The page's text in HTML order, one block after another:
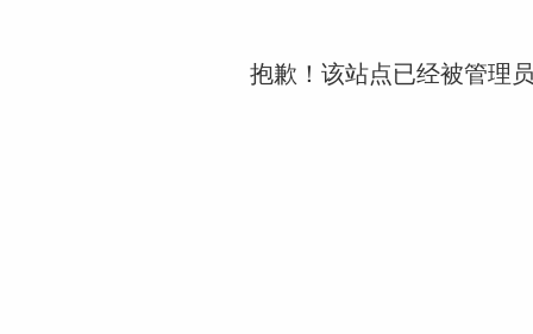
抱歉！该站点已经被管理